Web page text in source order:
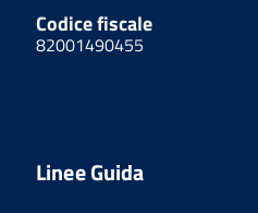
Codice fiscale
82001490455
Linee Guida